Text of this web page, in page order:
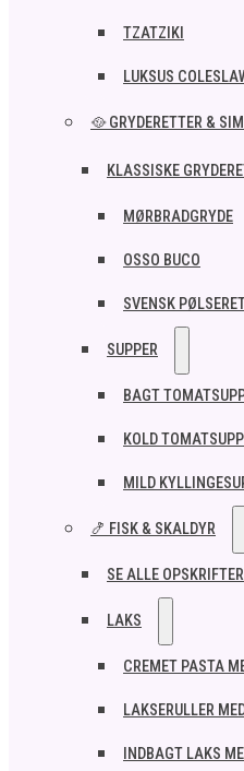
TZATZIKI
LUKSUS
🥘 GRYDERETTER &
KLASSISKE
MØRBRADGRYDE
OSSO BUCO
SVENSK
SUPPER
BAGT
KOLD
MILD
🍤 FISK & SKALDYR
SE ALLE
LAKS
CREMET PASTA
LAKSERULLER
INDBAGT LAKS